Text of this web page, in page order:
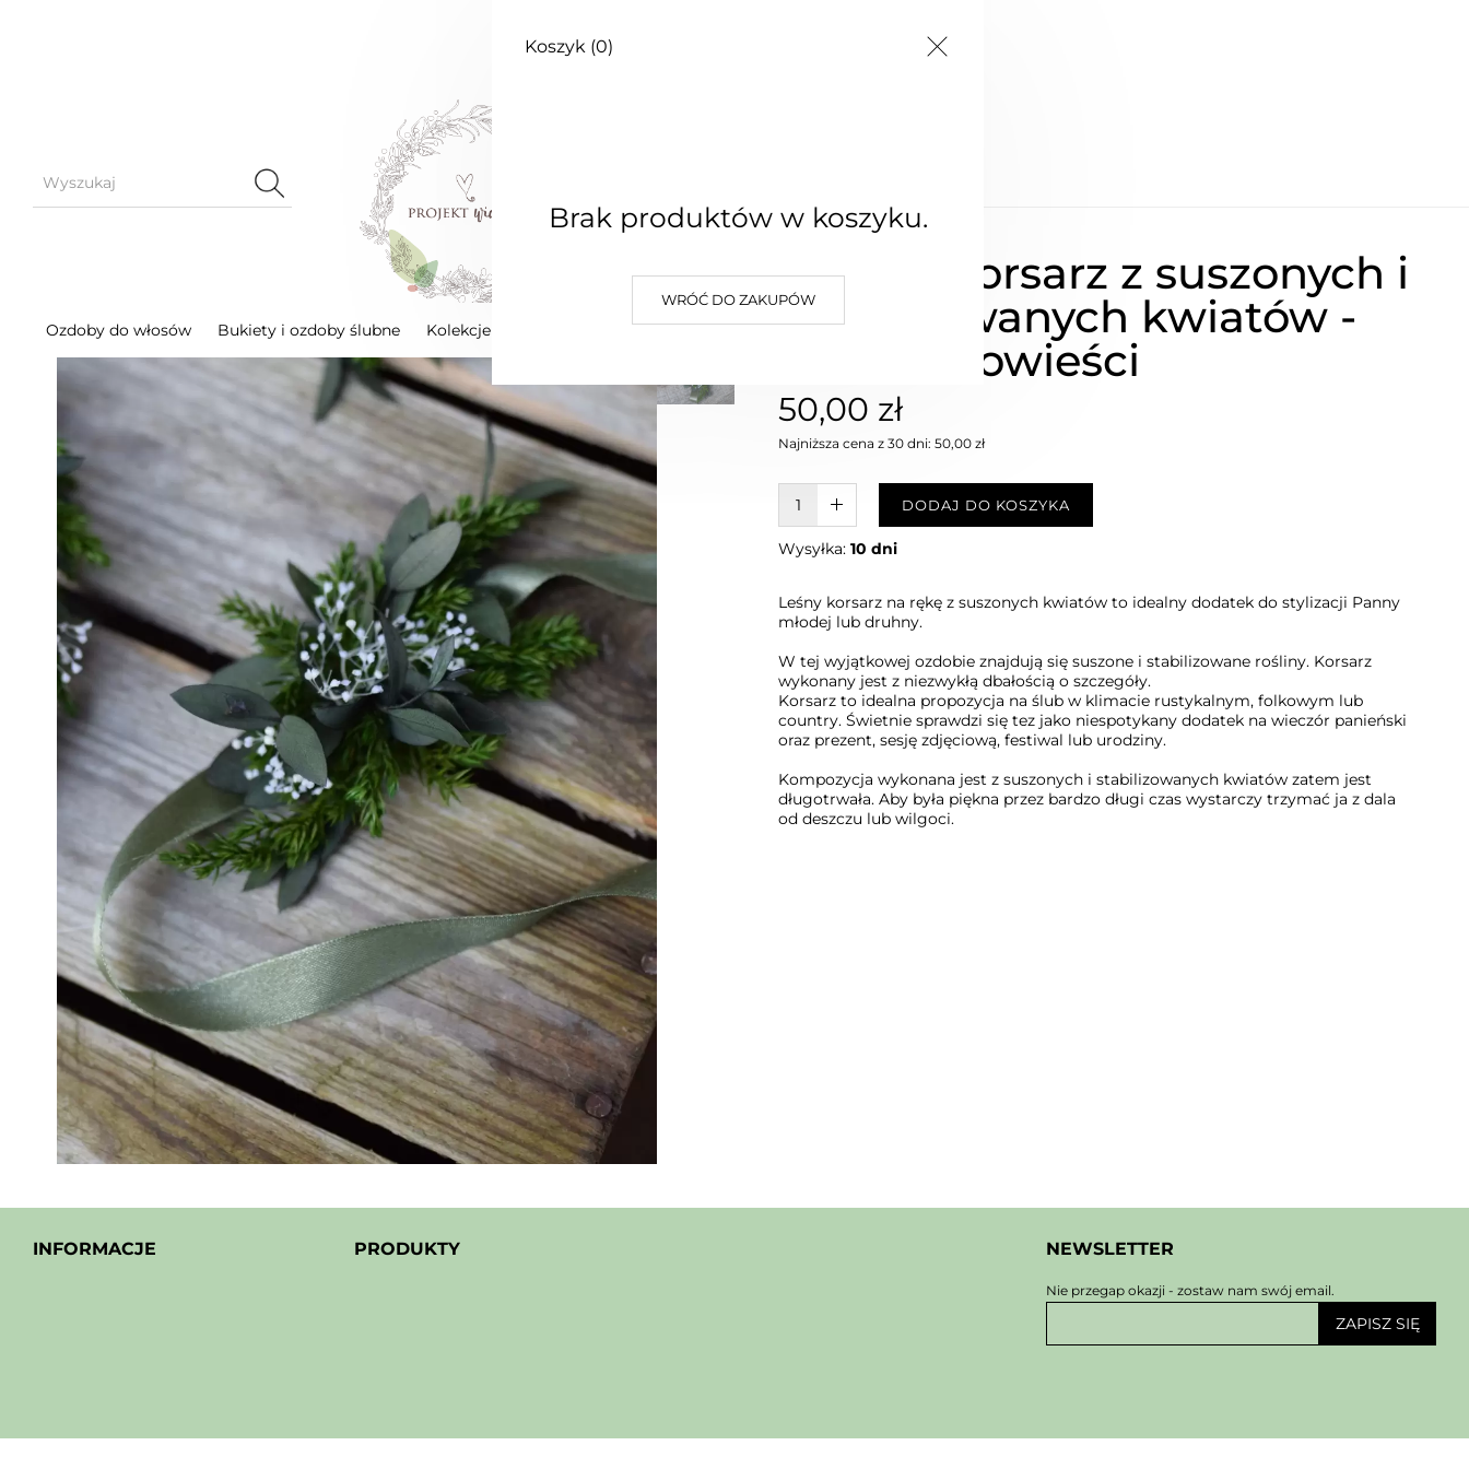
Ozdoby do włosów Bukiety i ozdoby ślubne Kolekcje ślubne Dekoracje do domu Komunia
Koszyk (0)
Brak produktów w koszyku.
WRÓĆ DO ZAKUPÓW
Bukiety i ozdoby ślubne Zielony korsarz z suszonych i stabilizowanych kwiatów - Leśne opowieści
Zielony korsarz z suszonych i
stabilizowanych kwiatów -
Leśne opowieści
50,00 zł
Najniższa cena z 30 dni: 50,00 zł
W KOSZYKU :)DODAJ DO KOSZYKA
Wysyłka: 10 dni
Leśny korsarz na rękę z suszonych kwiatów to idealny dodatek do stylizacji Panny
młodej lub druhny.
W tej wyjątkowej ozdobie znajdują się suszone i stabilizowane rośliny. Korsarz
wykonany jest z niezwykłą dbałością o szczegóły.
Korsarz to idealna propozycja na ślub w klimacie rustykalnym, folkowym lub
country. Świetnie sprawdzi się tez jako niespotykany dodatek na wieczór panieński
oraz prezent, sesję zdjęciową, festiwal lub urodziny.
Kompozycja wykonana jest z suszonych i stabilizowanych kwiatów zatem jest
długotrwała. Aby była piękna przez bardzo długi czas wystarczy trzymać ja z dala
od deszczu lub wilgoci.
INFORMACJE PRODUKTY NEWSLETTER
Nie przegap okazji - zostaw nam swój email.
ZAPISZ SIĘ